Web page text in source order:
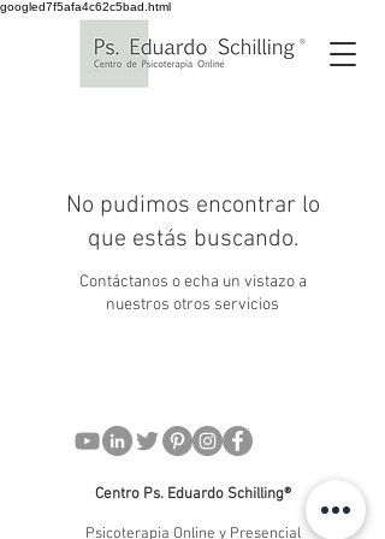
googled7f5afa4c62c5bad.html
No pudimos encontrar lo
que estás buscando.
Contáctanos o echa un vistazo a
nuestros otros servicios
Centro Ps. Eduardo Schilling®
Psicoterapia Online y Presencial